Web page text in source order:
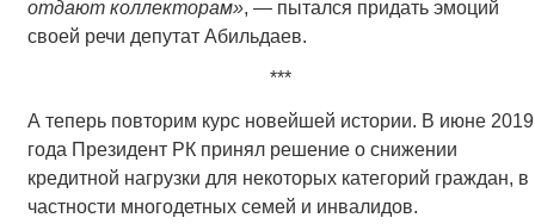
отдают коллекторам», — пытался придать эмоций
своей речи депутат Абильдаев.
***
А теперь повторим курс новейшей истории. В июне 2019
года Президент РК принял решение о снижении
кредитной нагрузки для некоторых категорий граждан, в
частности многодетных семей и инвалидов.